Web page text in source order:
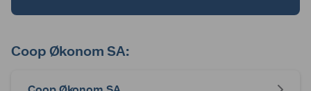
Coop Økonom SA: